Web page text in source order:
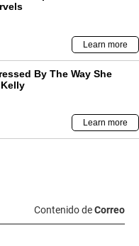
Contenido deCorreo